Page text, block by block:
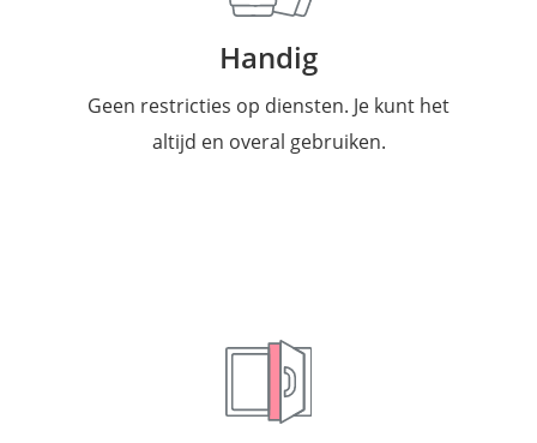
Handig
Geen restricties op diensten. Je kunt het
altijd en overal gebruiken.